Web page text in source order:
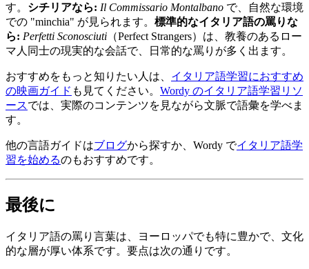
す。 シチリアなら: Il Commissario Montalbano で、自然な環境
での "minchia" が見られます。 標準的なイタリア語の罵りな
ら: Perfetti Sconosciuti （Perfect Strangers）は、教養のあるロー
マ人同士の現実的な会話で、日常的な罵りが多く出ます。
おすすめをもっと知りたい人は、 イタリア語学習におすすめ
の映画ガイド も見てください。 Wordy のイタリア語学習リソ
ースでは、実際のコンテンツを見ながら文脈で語彙を学べま
す。
他の言語ガイドはブログから探すか、Wordy でイタリア語学
習を始めるのもおすすめです。
最後に
イタリア語の罵り言葉は、ヨーロッパでも特に豊かで、文化
的な層が厚い体系です。要点は次の通りです。